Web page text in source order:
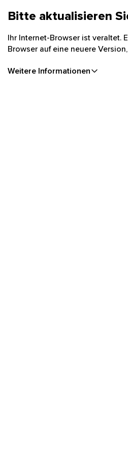
Bitte aktualisieren
Ihr Internet-Browser ist veraltet.
Browser auf eine neuere
Weitere Informationen